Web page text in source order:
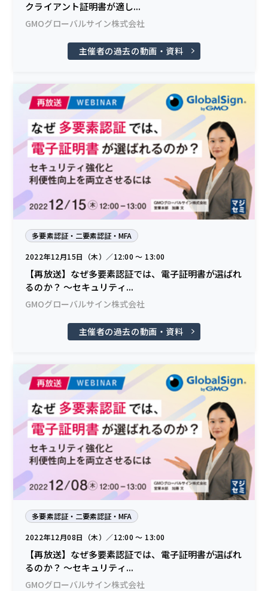
クライアント証明書が適し...
GMOグローバルサイン株式会社
主催者の過去の動画・資料
多要素認証・二要素認証・MFA
2022年12月15日（木）／12:00 〜 13:00
【再放送】なぜ多要素認証では、電子証明書が選ばれ
るのか？ 〜セキュリティ...
GMOグローバルサイン株式会社
主催者の過去の動画・資料
多要素認証・二要素認証・MFA
2022年12月08日（木）／12:00 〜 13:00
【再放送】なぜ多要素認証では、電子証明書が選ばれ
るのか？ 〜セキュリティ...
GMOグローバルサイン株式会社